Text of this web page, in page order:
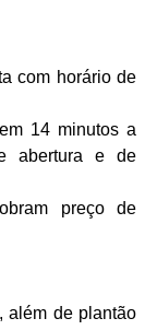
com horário de
14 minutos a
abertura e de
preço de
além de plantão